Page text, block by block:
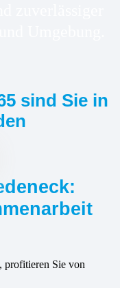
sind Sie in
profitieren Sie von